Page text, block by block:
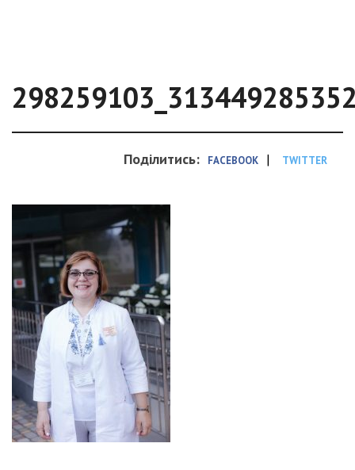
Поділитись: FACEBOOK | TWITTER